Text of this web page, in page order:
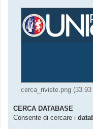
cerca_riviste.png
CERCA DATABASE
Consente di cercare i